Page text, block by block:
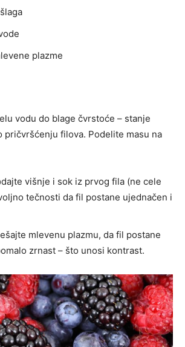
plazme
vodu do blage čvrstoće – stanje
pričvršćenju filova. Podelite masu na
višnje i sok iz prvog fila (ne cele
tečnosti da fil postane ujednačen i
mlevenu plazmu, da fil postane
zrnast – što unosi kontrast.